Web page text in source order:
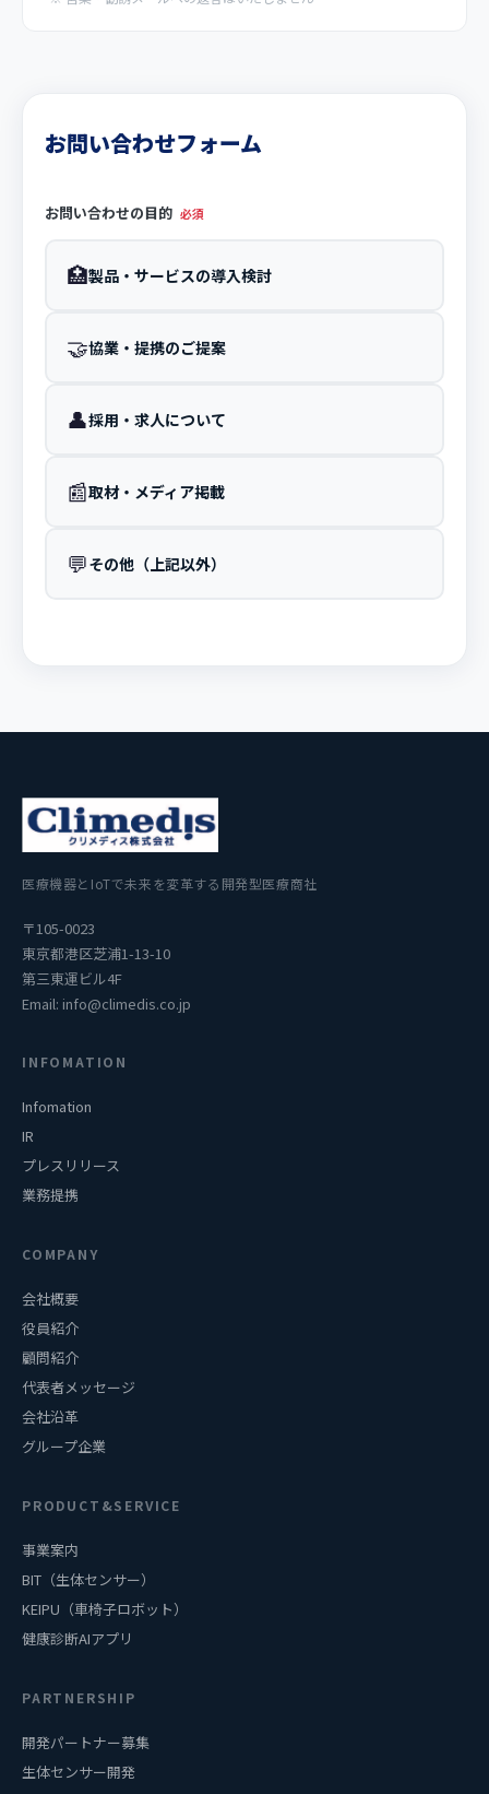
お問い合わせフォーム
お問い合わせの目的 必須
🏥製品・サービスの導入検討
🤝協業・提携のご提案
👤採用・求人について
📰取材・メディア掲載
💬その他（上記以外）
医療機器とIoTで未来を変革する開発型医療商社
〒105-0023
東京都港区芝浦1-13-10
第三東運ビル4F
Email: info@climedis.co.jp
INFOMATION
Infomation
IR
プレスリリース
業務提携
COMPANY
会社概要
役員紹介
顧問紹介
代表者メッセージ
会社沿革
グループ企業
PRODUCT&SERVICE
事業案内
BIT（生体センサー）
KEIPU（車椅子ロボット）
健康診断AIアプリ
PARTNERSHIP
開発パートナー募集
生体センサー開発